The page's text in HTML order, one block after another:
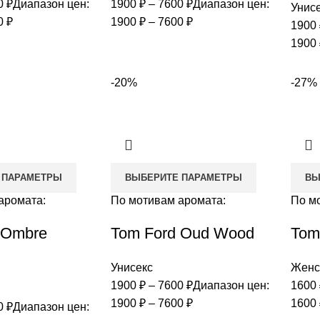
₽Диапазон цен:
₽
1900 ₽ – 7600 ₽Диапазон цен:
1900 ₽ – 7600 ₽
1900
1900
₽Диапазон цен:
-20%
ВЫБЕРИТЕ ПАРАМЕТРЫ
По мотивам аромата:
Tom Ford Oud Wood
Унисекс
1900 ₽ – 7600 ₽Диапазон цен:
1900 ₽ – 7600 ₽
-27%
По
1600
1600